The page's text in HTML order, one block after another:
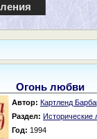
Огонь любви
Автор: Картленд
Раздел:
Год: 1994